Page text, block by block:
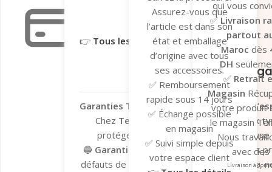
👉 Tous les détails ici
Garantie légale
Garantie
Garanties Tera.ma – Votre tranquillité
Chez Tera.ma , nous vous offronsdeux
protéger vos achats et vous garantir une
🔵 Garantie du fabricant– Valable sur les
défauts de fabrication. En cas de problème,
Assurez-vous que
l’article est dans son
état et emballage
d’origine avec tous
ses accessoires.
✅ Remboursement
rapide sous 14 jours
✅ Échange possible
en magasin
✅ Suivi simple depuis
votre espace client
qui vous
✅ Livraison
partout
Maroc dès
DH
✅ Retrait
Magasin
votre produit
le magasin
Nous
avec des
Livraison à